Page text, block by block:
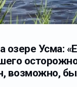
озере Усма:
возможно,